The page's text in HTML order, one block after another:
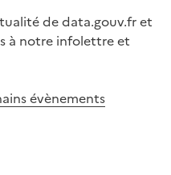
de data.gouv.fr et
à notre infolettre et
évènements